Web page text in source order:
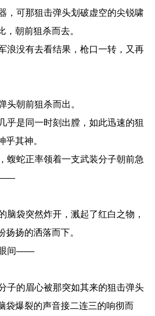
，可那狙击弹头划破虚空的尖锐啸
，朝前狙杀而去。
浪没有去看结果，枪口一转，又再
朝前狙杀而出。
是同一时刻出膛，如此迅速的狙
乎其神。
蝮蛇正率领着一支武装分子朝前急
——
袋突然炸开，溅起了红白之物，
扬扬的洒落而下。
间——
子的眉心被那突如其来的狙击弹头
袋爆裂的声音接二连三的响彻而